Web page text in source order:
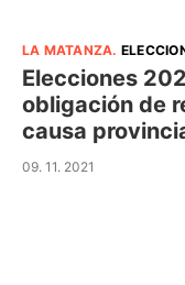
LA MATANZA.
Elecciones
obligación de
causa
09. 11. 2021